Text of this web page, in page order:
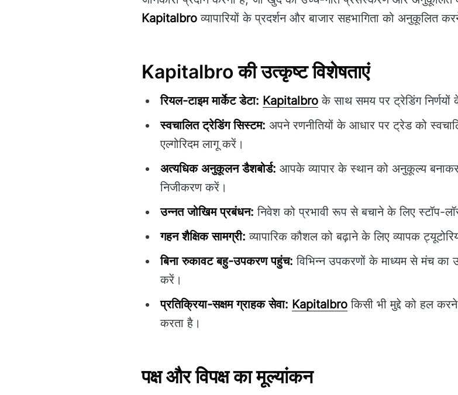
Kapitalbro व्यापारियों के प्रदर्शन और बाजार सहभागिता को अनुकूलित
Kapitalbro की उत्कृष्ट विशेषताएं
रियल-टाइम मार्केट डेटा: Kapitalbro के साथ समय पर ट्रेडिंग निर्णयों
स्वचालित ट्रेडिंग सिस्टम: अपने रणनीतियों के आधार पर ट्रेड को
एल्गोरिदम लागू करें।
अत्यधिक अनुकूलन डैशबोर्ड: आपके व्यापार के स्थान को अनुकूल्य
निजीकरण करें।
उन्नत जोखिम प्रबंधन: निवेश को प्रभावी रूप से बचाने के लिए स्टॉप-
गहन शैक्षिक सामग्री: व्यापारिक कौशल को बढ़ाने के लिए व्यापक
बिना रुकावट बहु-उपकरण पहुंच: विभिन्न उपकरणों के माध्यम से मंच का
करें।
प्रतिक्रिया-सक्षम ग्राहक सेवा: Kapitalbro किसी भी मुद्दे को हल
करता है।
पक्ष और विपक्ष का मूल्यांकन